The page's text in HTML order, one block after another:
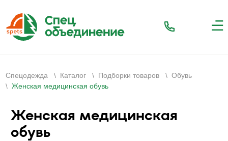
Спецодежда \ Каталог \ Подборки товаров \ Обувь
\ Женская медицинская обувь
Женская медицинская
обувь